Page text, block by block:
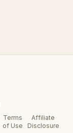
Terms
of Use
Affiliate
Disclosure